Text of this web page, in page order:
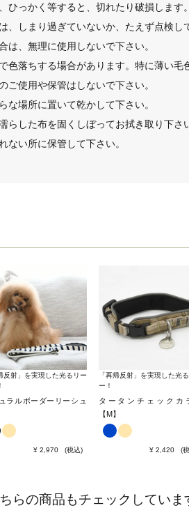
ひっかく等すると、切れたり破損します。
、しまり過ぎていないか、たえず点検し
は、無理に使用しないで下さい。
色落ちする場合があります。特に薄い毛
ご使用や保管はしないで下さい。
な場所に置いて乾かして下さい。
らした布を固くしぼってお拭き取り下さ
ない所に保管して下さい。
反射」を実現した光るリー
ラルボーダーリーシュ
¥ 2,970 税込
「再帰反射」を実現した光
ー！
タータンチェックカ
【M】
¥ 2,420
らの商品もチェックしていま